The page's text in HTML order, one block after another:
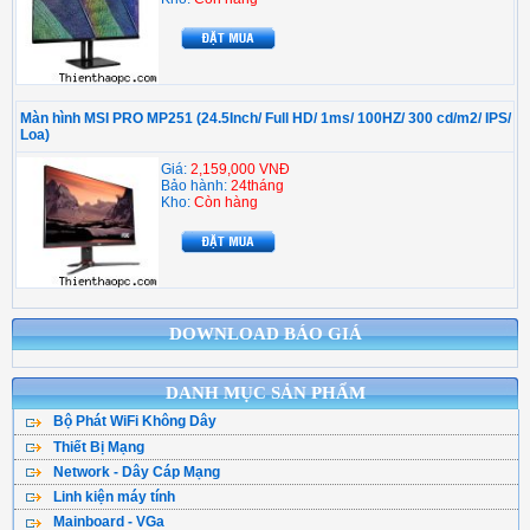
DOWNLOAD BÁO GIÁ
DANH MỤC SẢN PHẨM
Bộ Phát WiFi Không Dây
Bộ Phát WiFi TPLink
WiFi Tenda - DLink
WiFi Totolink - Hik
Thiết Bị Mạng
WiFi Mesh
WiFi Gắn Trần
Network - Dây Cáp Mạng
Cáp Mạng ( Cuộn )
Cân Bằng Tải
Linh kiện máy tính
CPU - Bộ vi xử lý
Mainboard - VGa
Màn hình MSI PRO MP251 (24.5Inch/ Full HD/ 1ms/ 100HZ/ 300 cd/m2/ IPS/
Loa)
Giá: 2,159,000 VNĐ
Bảo hành: 24tháng
Kho: Còn hàng